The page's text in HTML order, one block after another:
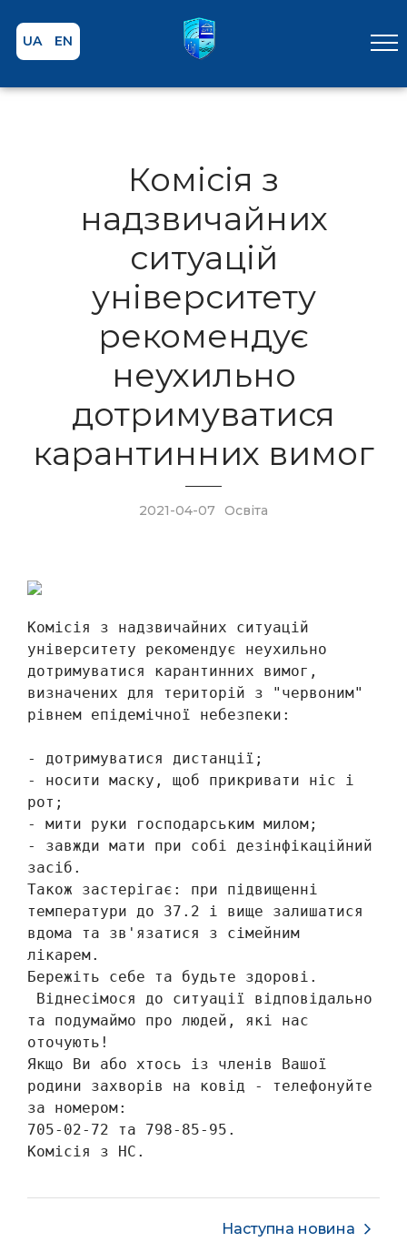
UA EN
Комісія з
надзвичайних
ситуацій
університету
рекомендує
неухильно
дотримуватися
карантинних вимог
2021-04-07 Освіта
Комісія з надзвичайних ситуацій
університету рекомендує неухильно
дотримуватися карантинних вимог,
визначених для територій з "червоним"
рівнем епідемічної небезпеки:
- дотримуватися дистанції;
- носити маску, щоб прикривати ніс і
рот;
- мити руки господарським милом;
- завжди мати при собі дезінфікаційний
засіб.
Також застерігає: при підвищенні
температури до 37.2 і вище залишатися
вдома та зв'язатися з сімейним
лікарем.
Бережіть себе та будьте здорові.
та подумаймо про людей, які нас
оточують!
Якщо Ви або хтось із членів Вашої
родини захворів на ковід - телефонуйте
за номером:
705-02-72 та 798-85-95.
Комісія з НС.
Наступна новина